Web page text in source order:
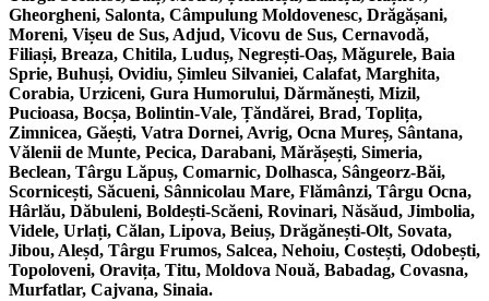
Gheorgheni, Salonta, Câmpulung Moldovenesc, Drăgășani,
Moreni, Vișeu de Sus, Adjud, Vicovu de Sus, Cernavodă,
Filiași, Breaza, Chitila, Luduș, Negrești-Oaș, Măgurele, Baia
Sprie, Buhuși, Ovidiu, Șimleu Silvaniei, Calafat, Marghita,
Corabia, Urziceni, Gura Humorului, Dărmănești, Mizil,
Pucioasa, Bocșa, Bolintin-Vale, Țăndărei, Brad, Toplița,
Zimnicea, Găești, Vatra Dornei, Avrig, Ocna Mureș, Sântana,
Vălenii de Munte, Pecica, Darabani, Mărășești, Simeria,
Beclean, Târgu Lăpuș, Comarnic, Dolhasca, Sângeorz-Băi,
Scornicești, Săcueni, Sânnicolau Mare, Flămânzi, Târgu Ocna,
Hârlău, Dăbuleni, Boldești-Scăeni, Rovinari, Năsăud, Jimbolia,
Videle, Urlați, Călan, Lipova, Beiuș, Drăgănești-Olt, Sovata,
Jibou, Aleșd, Târgu Frumos, Salcea, Nehoiu, Costești, Odobești,
Topoloveni, Oravița, Titu, Moldova Nouă, Babadag, Covasna,
Murfatlar, Cajvana, Sinaia.